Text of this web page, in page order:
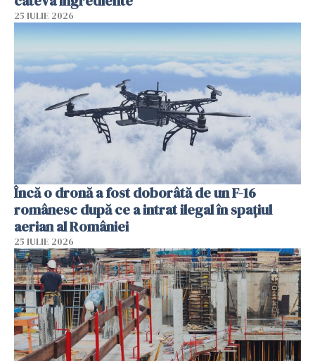
25 IULIE 2026
Încă o dronă a fost doborâtă de un F-16
românesc după ce a intrat ilegal în spațiul
aerian al României
25 IULIE 2026